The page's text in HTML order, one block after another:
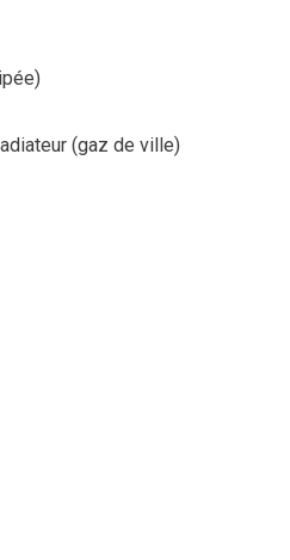
(gaz de ville)